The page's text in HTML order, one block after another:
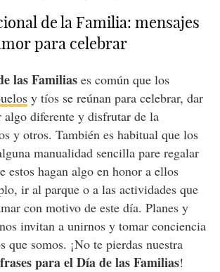
de la Familia: mensajes
para celebrar
las Familiases común que los
y tíos se reúnan para celebrar, dar
algo diferente y disfrutar de la
y otros. También es habitual que los
manualidad sencilla pare regalar
estos hagan algo en honor a ellos
ir al parque o a las actividades que
con motivo de este día. Planes y
invitan a unirnos y tomar conciencia
que somos. ¡No te pierdas nuestra
frases para el Día de las Familias!